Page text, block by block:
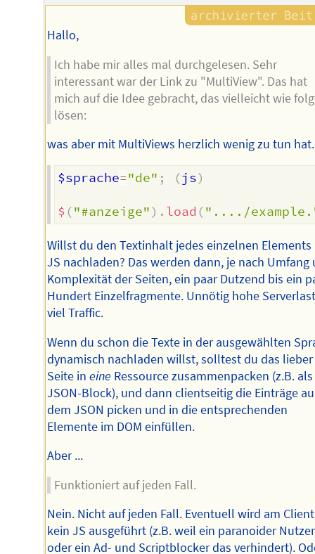
Hallo,
Ich habe mir alles mal durchgelesen. Sehr
interessant war der Link zu "MultiView". Das hat
mich auf die Idee gebracht, das vielleicht wie
lösen:
was aber mit MultiViews herzlich wenig zu tun hat.
$sprache="de" ; (js)
$ ("#anzeige") . load ("..../
Willst du den Textinhalt jedes einzelnen Elements
JS nachladen? Das werden dann, je nach Umfang
Komplexität der Seiten, ein paar Dutzend bis ein
Hundert Einzelfragmente. Unnötig hohe
viel Traffic.
Wenn du schon die Texte in der ausgewählten
dynamisch nachladen willst, solltest du das
Seite ineine Ressource zusammenpacken (z.B. als
JSON-Block), und dann clientseitig die Einträge
dem JSON picken und in die entsprechenden
Elemente im DOM einfüllen.
Aber ...
Funktioniert auf jeden Fall.
Nein. Nicht auf jeden Fall. Eventuell wird am Client
kein JS ausgeführt (z.B. weil ein paranoider Nutzer
oder ein Ad- und Scriptblocker das verhindert).